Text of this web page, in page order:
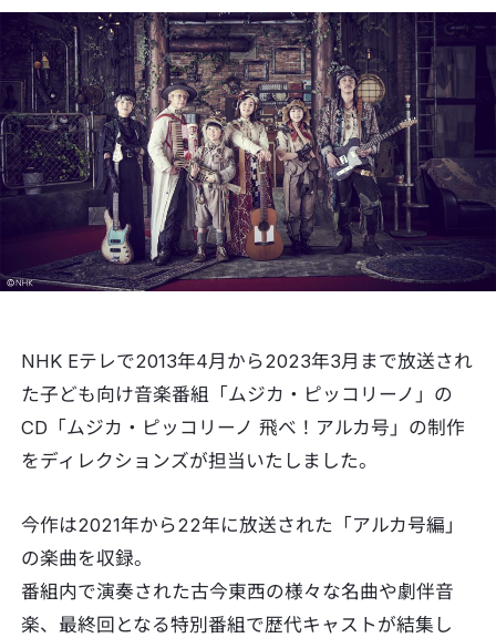
NHK Eテレで2013年4月から2023年3月まで放送され
た子ども向け音楽番組「ムジカ・ピッコリーノ」の
CD「ムジカ・ピッコリーノ 飛べ！アルカ号」の制作
をディレクションズが担当いたしました。
今作は2021年から22年に放送された「アルカ号編」
の楽曲を収録。
番組内で演奏された古今東西の様々な名曲や劇伴音
楽、最終回となる特別番組で歴代キャストが結集し